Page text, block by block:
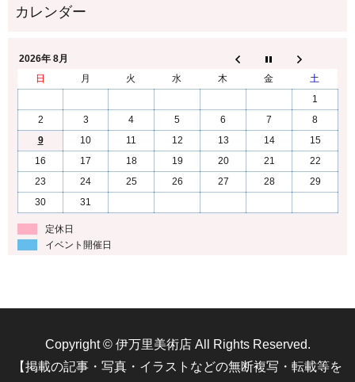
2026年 8月
日
月 火 水 木 金
土
1
2
3 4 5 6 7
8
9
10 11 12 13 14
15
16
17 18 19 20 21
22
23
24 25 26 27 28
29
30
31
定休日
イベント開催日
Copyright © 伊万里美術店 All Rights Reserved.
【掲載の記事・写真・イラストなどの無断複写・転載等を